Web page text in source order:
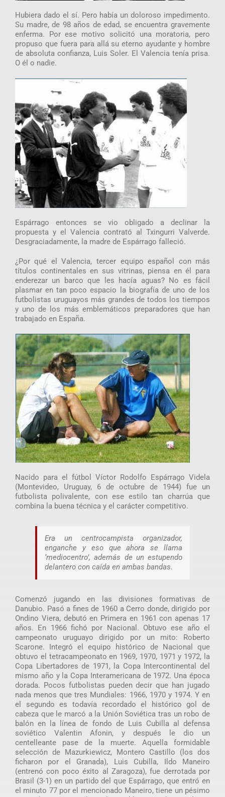
Hubiera dado el sí. Pero había un doloroso impedimento.
Su madre, de 98 años de edad, se encuentra gravemente
enferma. Por ese motivo solicitó una moratoria, pero
propuso que fuera para allá su eterno ayudante y hombre
de absoluta confianza, Luis Soler. El Valencia tenía prisa.
O él o nadie.
Espárrago entonces se vio obligado a declinar la
propuesta y el Valencia contrató al Txingurri Valverde.
Desgraciadamente, la madre de Espárrago falleció.
¿Por qué el Valencia, tercer equipo español con más
títulos continentales en sus vitrinas, piensa en él para
enderezar un barco que les hacía aguas? No es fácil
plasmar en tan poco espacio la biografía de uno de los
futbolistas uruguayos más grandes de todos los tiempos
y uno de los más emblemáticos preparadores que han
trabajado en España.
Nacido para el fútbol Víctor Rodolfo Espárrago Videla
(Montevideo, Uruguay, 6 de octubre de 1944) fue un
futbolista polivalente, con ese estilo tan charrúa que
combina la buena técnica y el carácter competitivo.
Era un centrocampista organizador,
enganche y eso que ahora se llama
‘mediocentro’, además de un estupendo
delantero con caída en ambas bandas.
Comenzó jugando en las divisiones formativas de
Danubio. Pasó a fines de 1960 a Cerro donde, dirigido por
Ondino Viera, debutó en Primera en 1961 con apenas 17
años. En 1966 fichó por Nacional. Obtuvo ese año el
campeonato uruguayo dirigido por un mito: Roberto
Scarone. Integró el equipo histórico de Nacional que
obtuvo el tetracampeonato en 1969, 1970, 1971 y 1972, la
Copa Libertadores de 1971, la Copa Intercontinental del
mismo año y la Copa Interamericana de 1972. Una época
dorada. Pocos futbolistas pueden decir que han jugado
nada menos que tres Mundiales: 1966, 1970 y 1974. Y en
el segundo es todavía recordado el histórico gol de
cabeza que le marcó a la Unión Soviética tras un robo de
balón en la línea de fondo de Luis Cubilla al defensa
soviético Valentin Afonin, y después le dio un
centelleante pase de la muerte. Aquella formidable
selección de Mazurkiewicz, Montero Castillo (los dos
ficharon por el Granada), Luis Cubilla, Ildo Maneiro
(entrenó con poco éxito al Zaragoza), fue derrotada por
Brasil (3-1) en un partido del que Espárrago, que entró en
el minuto 77 por el mencionado Maneiro, tiene un pésimo